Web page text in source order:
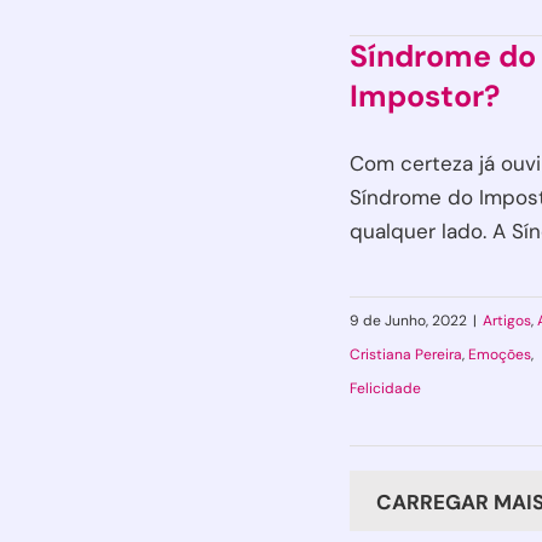
Síndrome do
Impostor?
Com certeza já
Síndrome do
qualquer lado. A
9 de Junho, 2022 | Artigos,
Cristiana Pereira, Emoções,
Felicidade
CARREGAR